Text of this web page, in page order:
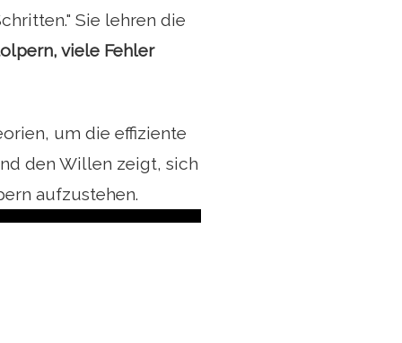
Sie lehren die
viele Fehler
um die effiziente
den Willen zeigt, sich
aufzustehen.